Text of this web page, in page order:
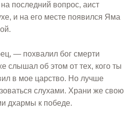
последний вопрос, аист
и на его месте появился Яма
— похвалил бог смерти
слышал об этом от тех, кого ты
в мое царство. Но лучше
слухами. Храни же свою
дхармы к победе.